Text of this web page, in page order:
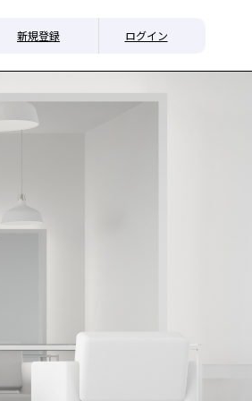
新規登録 ログイン